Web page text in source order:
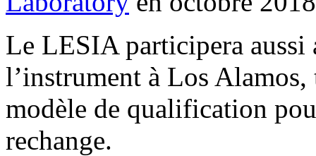
Le LESIA participera aussi
l’instrument à Los
modèle de qualification
rechange.